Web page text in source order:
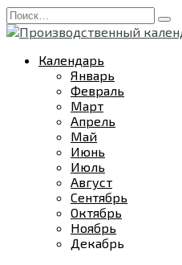
Перейти
к
содержанию
Search
for:
Календарь
Январь
Февраль
Март
Апрель
Май
Июнь
Июль
Август
Сентябрь
Октябрь
Ноябрь
Декабрь